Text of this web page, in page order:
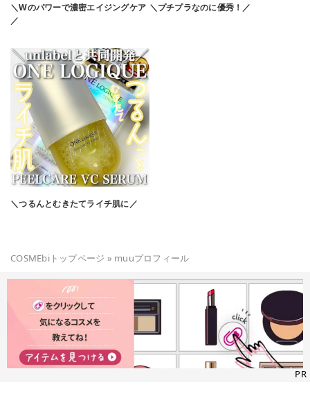
＼Wのパワーで濃密エイジングケア
／
＼プチプラなのに優秀！／
＼つるんとむきたてライチ肌に／
COSMEbiトップページ » muuプロフィール
PR